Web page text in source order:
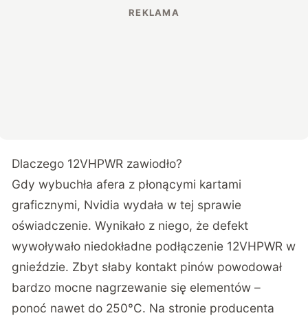
Dlaczego 12VHPWR zawiodło?
Gdy wybuchła afera z płonącymi kartami
graficznymi, Nvidia wydała w tej sprawie
oświadczenie. Wynikało z niego, że defekt
wywoływało niedokładne podłączenie 12VHPWR w
gnieździe. Zbyt słaby kontakt pinów powodował
bardzo mocne nagrzewanie się elementów –
ponoć nawet do 250°C. Na stronie producenta